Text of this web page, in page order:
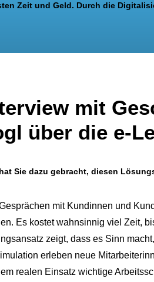
Zeit und Geld. Durch die
mit
über die e-
Sie dazu gebracht, diesen
mit Kundinnen und
Es kostet wahnsinnig viel Zeit,
zeigt, dass es Sinn
erleben neue
realen Einsatz wichtige